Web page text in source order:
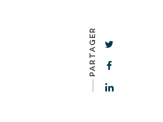
PARTAGER